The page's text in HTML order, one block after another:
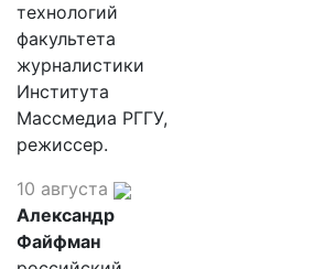
технологий
факультета
журналистики
Института
Массмедиа РГГУ,
режиссер.
10 августа
Александр
Файфман